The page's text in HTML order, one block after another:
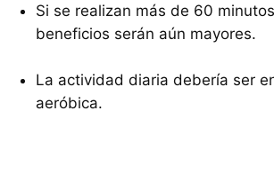
Si se realizan más de 60
beneficios serán aún mayores.
La actividad diaria debería ser
aeróbica.